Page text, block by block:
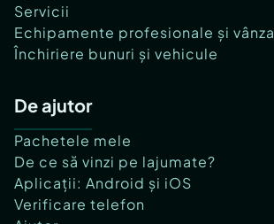
Servicii
Echipamente profesionale și
Închiriere bunuri și vehicule
De ajutor
Pachetele mele
De ce să vinzi pe lajumate?
Aplicații: Android și iOS
Verificare telefon